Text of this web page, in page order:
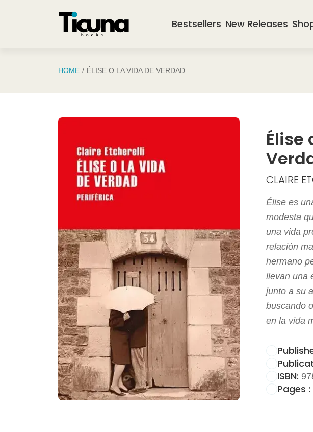
Bestsellers New Releases
HOME ÉLISE O LA VIDA DE VERDAD
Élise
CLAIRE
Élise es
modesta
una vida
relación
hermano
llevan una
junto a su
buscando
en la vida
ISBN:
Pages :